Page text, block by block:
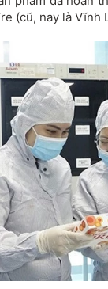
(cũ, nay là Vĩnh